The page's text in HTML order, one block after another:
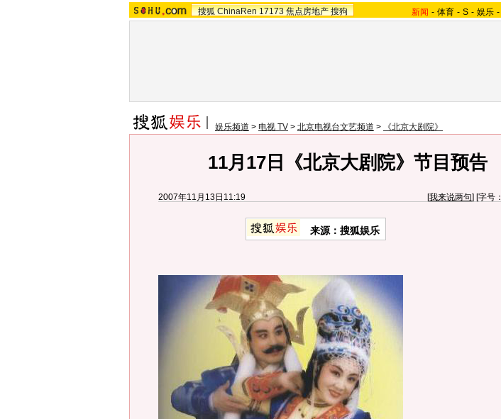
搜狐 ChinaRen 17173 焦点房地产 搜狗 新闻 - 体育 - S - 娱乐 -
娱乐频道 > 电视 TV > 北京电视台文艺频道 > 《北京大剧院》
11月17日《北京大剧院》节目预告
2007年11月13日11:19 [我来说两句] [字号：
来源：搜狐娱乐